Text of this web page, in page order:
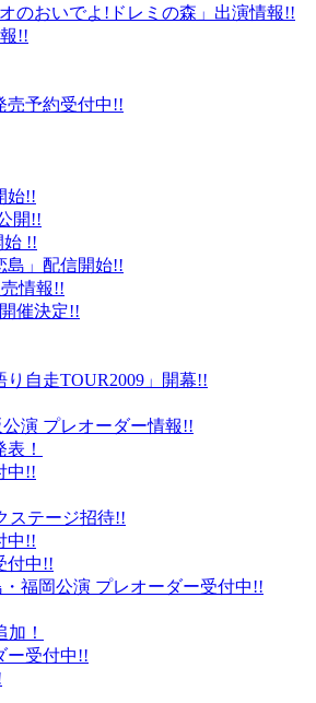
のおいでよ!ドレミの森」出演情報!!
!!
売予約受付中!!
始!!
開!!
始 !!
島」配信開始!!
情報!!
催決定!!
自走TOUR2009」開幕!!
演 プレオーダー情報!!
！
中!!
ステージ招待!!
中!!
付中!!
福岡公演 プレオーダー受付中!!
！
ー受付中!!